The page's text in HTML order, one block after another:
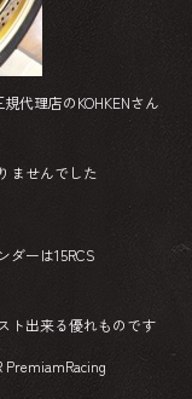
代理店のKOHKENさん
ませんでした
ダーは15RCS
ト出来る優れものです